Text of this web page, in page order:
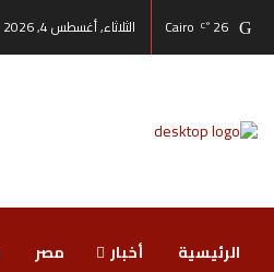
26
°C
Cairo الثلاثاء, أغسطس 4, 2026
الرئيسية أخبار مصر